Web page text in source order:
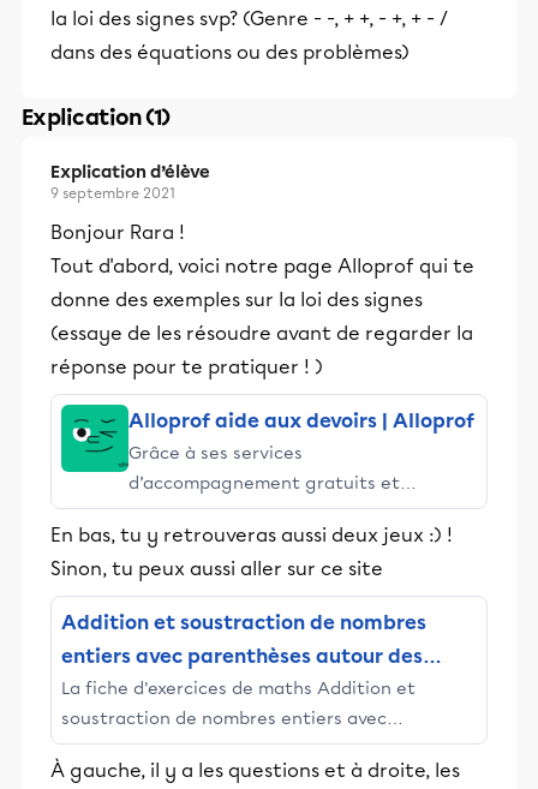
la loi des signes svp? (Genre - -, + +, - +, + - /
dans des équations ou des problèmes)
Explication (1)
Explication d’élève
9 septembre 2021
Bonjour Rara !
Tout d'abord, voici notre page Alloprof qui te
donne des exemples sur la loi des signes
(essaye de les résoudre avant de regarder la
réponse pour te pratiquer ! )
Alloprof aide aux devoirs | Alloprof
Grâce à ses services
d’accompagnement gratuits et
stimulants, Alloprof engage les élèves
et leurs parents dans la réussite
éducative.
En bas, tu y retrouveras aussi deux jeux :) !
Sinon, tu peux aussi aller sur ce site
Addition et soustraction de nombres
entiers avec parenthèses autour des
entiers négatifs seulement (-10 à 10) (45
par page) (A)
La fiche d'exercices de maths Addition et
soustraction de nombres entiers avec
parenthèses autour des entiers négatifs
seulement (-10 à 10) (45 par page) (A) de la
À gauche, il y a les questions et à droite, les